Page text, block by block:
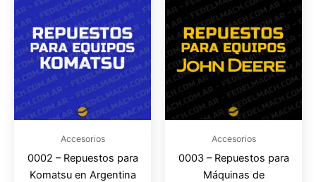
Accesorios
0002 – Repuestos para
Komatsu en Argentina
Accesorios
0003 – Repuestos para
Máquinas de